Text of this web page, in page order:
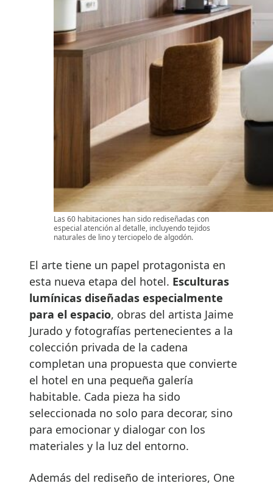
Las 60 habitaciones han sido rediseñadas con
especial atención al detalle, incluyendo tejidos
naturales de lino y terciopelo de algodón.
El arte tiene un papel protagonista en
esta nueva etapa del hotel. Esculturas
lumínicas diseñadas especialmente
para el espacio, obras del artista Jaime
Jurado y fotografías pertenecientes a la
colección privada de la cadena
completan una propuesta que convierte
el hotel en una pequeña galería
habitable. Cada pieza ha sido
seleccionada no solo para decorar, sino
para emocionar y dialogar con los
materiales y la luz del entorno.
Además del rediseño de interiores, One